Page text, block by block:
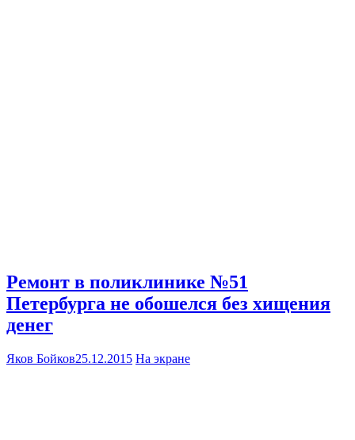
Ремонт в поликлинике №51
Петербурга не обошелся без хищения
денег
Яков Бойков25.12.2015 На экране